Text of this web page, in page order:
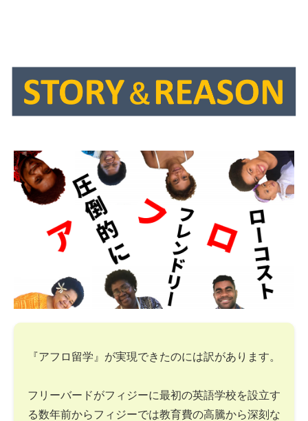
『アフロ留学』が実現できたのには訳があります。
フリーバードがフィジーに最初の英語学校を設立す
る数年前からフィジーでは教育費の高騰から深刻な